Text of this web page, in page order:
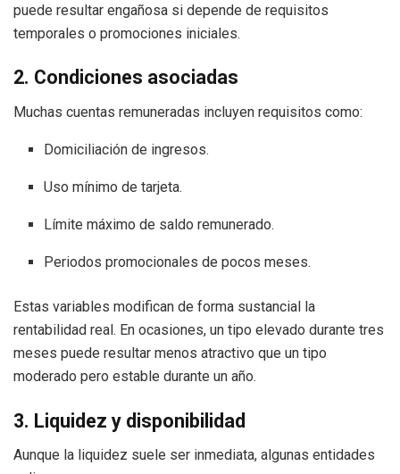
puede resultar engañosa si depende de requisitos
temporales o promociones iniciales.
2. Condiciones asociadas
Muchas cuentas remuneradas incluyen requisitos como:
Domiciliación de ingresos.
Uso mínimo de tarjeta.
Límite máximo de saldo remunerado.
Periodos promocionales de pocos meses.
Estas variables modifican de forma sustancial la
rentabilidad real. En ocasiones, un tipo elevado durante tres
meses puede resultar menos atractivo que un tipo
moderado pero estable durante un año.
3. Liquidez y disponibilidad
Aunque la liquidez suele ser inmediata, algunas entidades